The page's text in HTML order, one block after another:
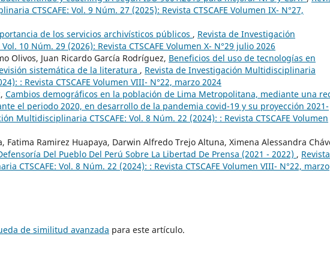
CTSCAFE: Vol. 9 Núm. 27 (2025): Revista CTSCAFE Volumen IX- N°27,
de los servicios archivísticos públicos , Revista de Investigación
10 Núm. 29 (2026): Revista CTSCAFE Volumen X- N°29 julio 2026
Olivos, Juan Ricardo García Rodríguez, Beneficios del uso de tecnologías en
sistemática de la literatura , Revista de Investigación Multidisciplinaria
: Revista CTSCAFE Volumen VIII- N°22, marzo 2024
Cambios demográficos en la población de Lima Metropolitana, mediante una
el periodo 2020, en desarrollo de la pandemia covid-19 y su proyección 2021-
Multidisciplinaria CTSCAFE: Vol. 8 Núm. 22 (2024): : Revista CTSCAFE Volumen
Fatima Ramirez Huapaya, Darwin Alfredo Trejo Altuna, Ximena Alessandra
Del Pueblo Del Perú Sobre La Libertad De Prensa (2021 - 2022) ,
CTSCAFE: Vol. 8 Núm. 22 (2024): : Revista CTSCAFE Volumen VIII- N°22, marzo
de similitud avanzada para este artículo.